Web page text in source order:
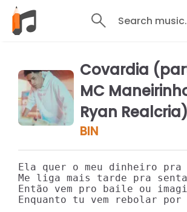
Search
Covardia
MC
Ryan Realcria)
BIN
Ela quer o meu dinheiro pra
Me liga mais tarde pra
Então vem pro baile ou
Enquanto tu vem rebolar por